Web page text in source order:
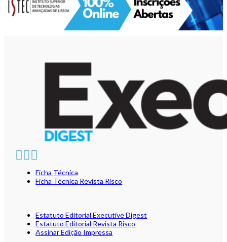
Ficha Técnica
Ficha Técnica Revista Risco
Estatuto Editorial Executive Digest
Estatuto Editorial Revista Risco
Assinar Edição Impressa